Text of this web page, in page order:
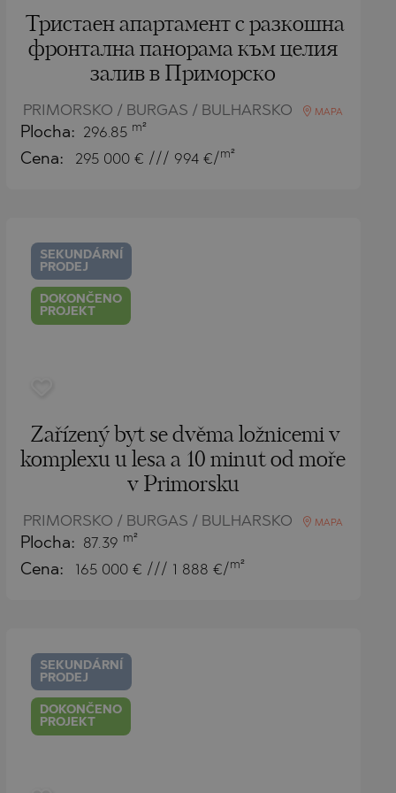
Тристаен апартамент с разкошна
фронтална панорама към целия
залив в Приморско
PRIMORSKO / BURGAS / BULHARSKO MAPA
Plocha: 296.85 m²
Cena: 295 000€ /// 994 €/ m²
SEKUNDÁRNÍ
PRODEJ
DOKONČENO
PROJEKT
Zařízený byt se dvěma ložnicemi v
komplexu u lesa a 10 minut od moře
v Primorsku
PRIMORSKO / BURGAS / BULHARSKO MAPA
Plocha: 87.39 m²
Cena: 165 000€ /// 1 888 €/ m²
SEKUNDÁRNÍ
PRODEJ
DOKONČENO
PROJEKT